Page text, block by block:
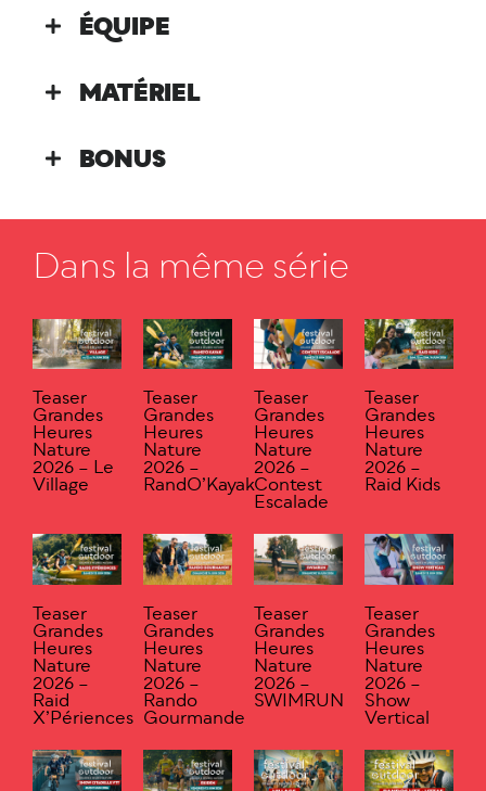
ÉQUIPE
MATÉRIEL
BONUS
Dans la même série
Teaser
Grandes
Heures
Nature
2026 – Le
Village
Teaser
Grandes
Heures
Nature
2026 –
RandO’Kayak
Teaser
Grandes
Heures
Nature
2026 –
Contest
Escalade
Teaser
Grandes
Heures
Nature
2026 –
Raid Kids
Teaser
Grandes
Heures
Nature
2026 –
Raid
X’Périences
Teaser
Grandes
Heures
Nature
2026 –
Rando
Gourmande
Teaser
Grandes
Heures
Nature
2026 –
SWIMRUN
Teaser
Grandes
Heures
Nature
2026 –
Show
Vertical